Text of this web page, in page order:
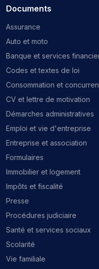
Documents
Assurance
Auto et moto
Banque et services
Codes et textes de loi
Consommation et
CV et lettre de motivation
Démarches administratives
Emploi et vie d'entreprise
Entreprise et association
Formulaires
Immobilier et logement
Impôts et fiscalité
Presse
Procédures judiciaire
Santé et services sociaux
Scolarité
Vie familiale